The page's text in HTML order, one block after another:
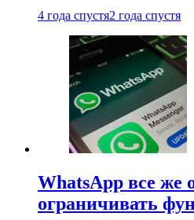
4 года спустя2 года спустя
WhatsApp все же
ограничивать